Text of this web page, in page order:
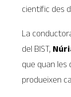
científic des
La
del BIST,
que quan les
produeixen